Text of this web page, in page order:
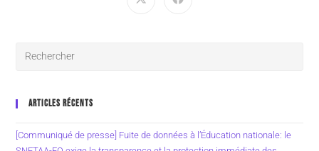
ARTICLES RÉCENTS
[Communiqué de presse] Fuite de données à l’Éducation nationale: le